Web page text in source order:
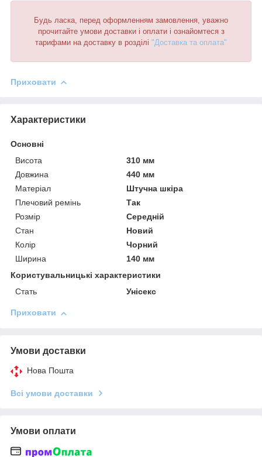
Будь ласка, перед оформленням замовлення, уважно
прочитайте умови доставки і оплати і ознайомтеся з
тарифами на доставку в розділі "Доставка та оплата"
Приховати
Характеристики
Основні
Висота
310 мм
Довжина
440 мм
Матеріал
Штучна шкіра
Плечовий ремінь
Так
Розмір
Середній
Стан
Новий
Колір
Чорний
Ширина
140 мм
Користувальницькі характеристики
Стать
Унісекс
Приховати
Умови доставки
Нова Пошта
Всі умови доставки
Умови оплати